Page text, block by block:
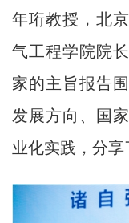
年珩教授，北
气工程学院院
家的主旨报告
发展方向、国
业化实践，分享